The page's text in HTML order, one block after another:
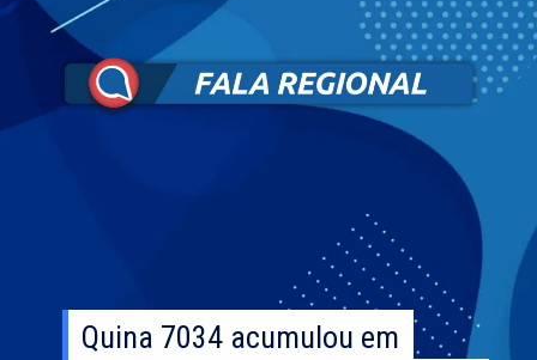
Quina 7034 acumulou em
Quina 7034 acumulou em